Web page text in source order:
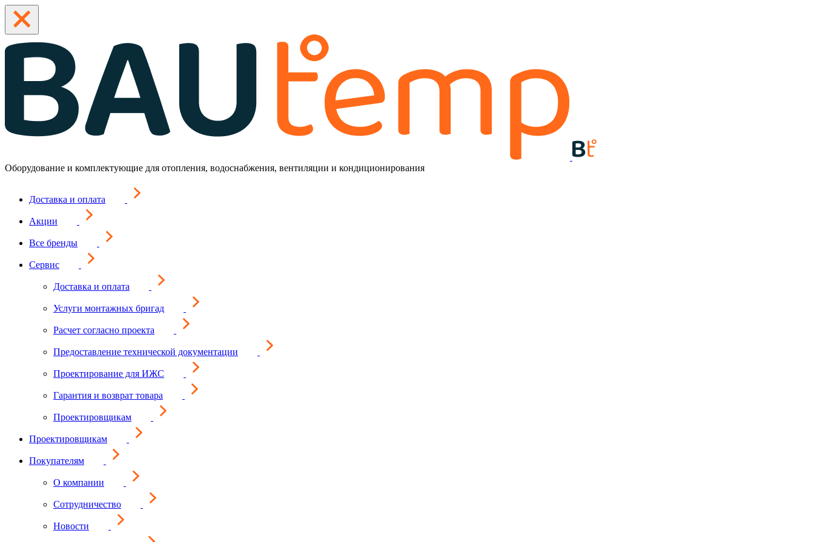
Оборудование и комплектующие для отопления, водоснабжения, вентиляции и кондиционирования
Доставка и оплата
Акции
Все бренды
Сервис
Доставка и оплата
Услуги монтажных бригад
Расчет согласно проекта
Предоставление технической документации
Проектирование для ИЖС
Гарантия и возврат товара
Проектировщикам
Проектировщикам
Покупателям
О компании
Сотрудничество
Новости